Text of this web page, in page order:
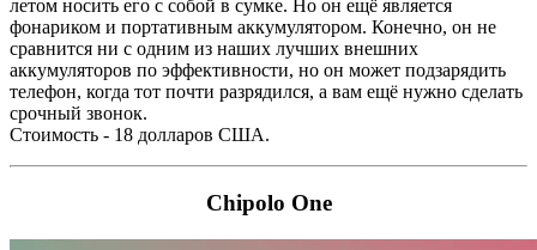
летом носить его с собой в сумке. Но он ещё является
фонариком и портативным аккумулятором. Конечно, он не
сравнится ни с одним из наших лучших внешних
аккумуляторов по эффективности, но он может подзарядить
телефон, когда тот почти разрядился, а вам ещё нужно сделать
срочный звонок.
Стоимость - 18 долларов США.
Chipolo One